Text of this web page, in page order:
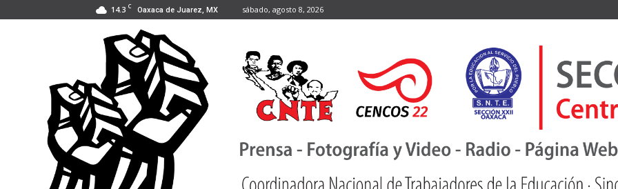
14.3 C Oaxaca de Juarez, MX sábado, agosto 8, 2026